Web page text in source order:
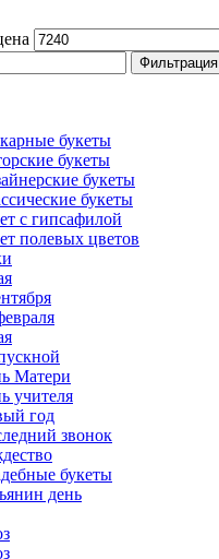
Фильтрация
букеты
букеты
букеты
букеты
с гипсафилой
полевых цветов
Матери
учителя
год
звонок
букеты
день